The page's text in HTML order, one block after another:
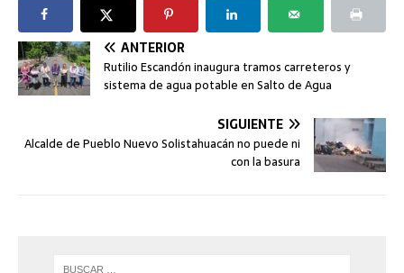
ANTERIOR
Rutilio Escandón inaugura tramos carreteros y
sistema de agua potable en Salto de Agua
SIGUIENTE
Alcalde de Pueblo Nuevo Solistahuacán no puede ni
con la basura